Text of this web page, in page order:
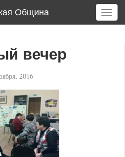
Община
T
o
вечер
2016